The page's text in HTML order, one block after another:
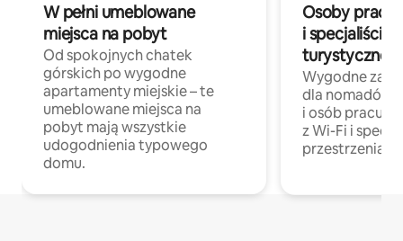
W pełni umeblowane
miejsca na pobyt
Od spokojnych chatek
górskich po wygodne
apartamenty miejskie – te
umeblowane miejsca na
pobyt mają wszystkie
udogodnienia typowego
domu.
Osoby
i specjaliści z
turystycznej
Wygodne
dla nomadów
i osób
z Wi-Fi i
przestrzenią